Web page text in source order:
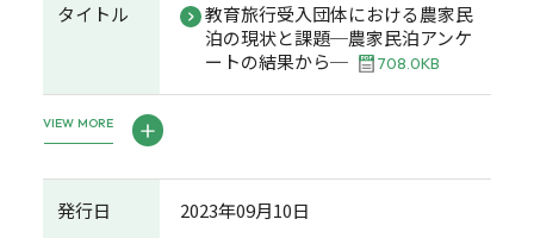
タイトル
教育旅行受入団体における農家民
泊の現状と課題─農家民泊アンケ
ートの結果から─
708.0KB
VIEW MORE
発行日 2023年09月10日